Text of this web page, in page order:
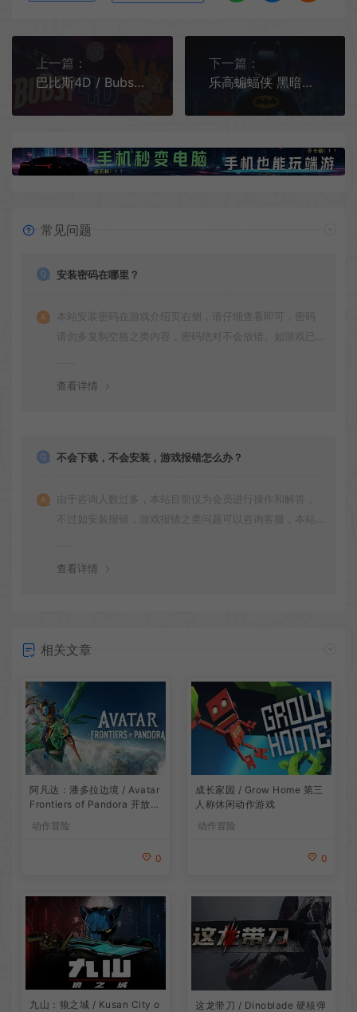
上一篇：
巴比斯4D / Bubsy 4D 平台跳跃冒险游戏
下一篇：
乐高蝙蝠侠 黑暗骑士之遗 / LEGO Batman Legacy of the Dark Knight 卡通动作游戏
常见问题
安装密码在哪里？
本站安装密码在游戏介绍页右侧，请仔细查看即可，密码
请勿多复制空格之类内容，密码绝对不会放错。如游戏已
查看详情
不会下载，不会安装，游戏报错怎么办？
由于咨询人数过多，本站目前仅为会员进行操作和解答，
不过如安装报错，游戏报错之类问题可以咨询客服，本站
查看详情
相关文章
阿凡达：潘多拉边境 / Avatar
Frontiers of Pandora 开放世
动作冒险
0
成长家园 / Grow Home 第三
人称休闲动作游戏
动作冒险
0
九山：狼之城 / Kusan City o
这龙带刀 / Dinoblade 硬核弹